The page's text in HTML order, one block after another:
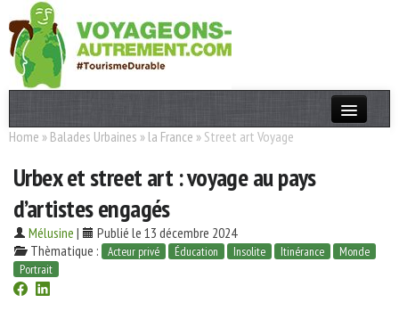
Actualités
T. Responsable
Destinations
Acteurs
Thèmes
Home » Balades Urbaines » la France » Street art Voyage
Urbex et street art : voyage au pays
d’artistes engagés
Mélusine |
Publié le 13 décembre 2024
Thèmatique :
Acteur privé Éducation Insolite Itinérance
Monde
Portrait